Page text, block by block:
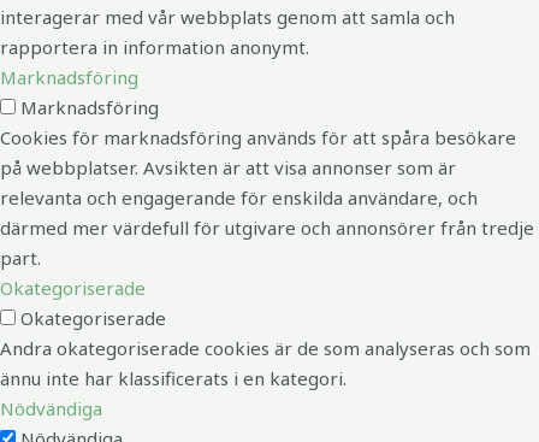
interagerar med vår webbplats genom att samla och
rapportera in information anonymt.
Marknadsföring
Marknadsföring
Cookies för marknadsföring används för att spåra besökare
på webbplatser. Avsikten är att visa annonser som är
relevanta och engagerande för enskilda användare, och
därmed mer värdefull för utgivare och annonsörer från tredje
part.
Okategoriserade
Okategoriserade
Andra okategoriserade cookies är de som analyseras och som
ännu inte har klassificerats i en kategori.
Nödvändiga